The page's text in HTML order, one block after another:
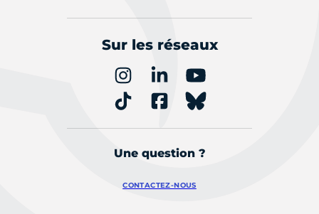
Sur les réseaux
Une question ?
CONTACTEZ-NOUS